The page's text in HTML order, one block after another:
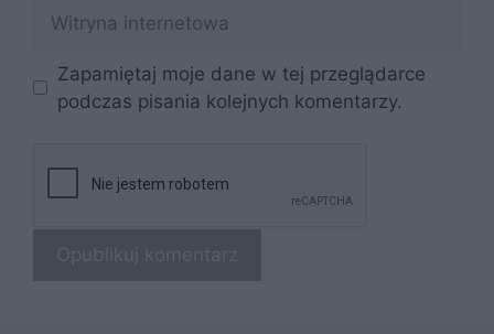
internetowa
Zapamiętaj moje dane w tej przeglądarce
podczas pisania kolejnych komentarzy.